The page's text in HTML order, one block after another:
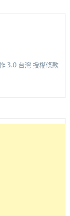
3.0 台灣 授權條款